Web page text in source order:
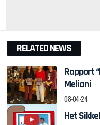
RELATED NEWS
Rapport
Meliani
08-04-24
Het